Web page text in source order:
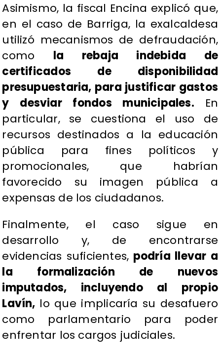
Asimismo, la fiscal Encina explicó que,
en el caso de Barriga, la exalcaldesa
utilizó mecanismos de defraudación,
como la rebaja indebida de
certificados de disponibilidad
presupuestaria, para justificar gastos
y desviar fondos municipales. En
particular, se cuestiona el uso de
recursos destinados a la educación
pública para fines políticos y
promocionales, que habrían
favorecido su imagen pública a
expensas de los ciudadanos.
Finalmente, el caso sigue en
desarrollo y, de encontrarse
evidencias suficientes, podría llevar a
la formalización de nuevos
imputados, incluyendo al propio
Lavín, lo que implicaría su desafuero
como parlamentario para poder
enfrentar los cargos judiciales.